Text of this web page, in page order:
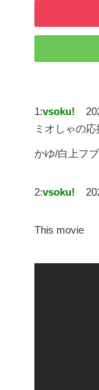
1:vsoku!
ミオしゃの
かゆ/白上フ
2:vsoku!
This movie